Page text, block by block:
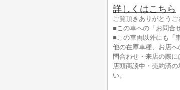
詳しくはこちら
ご覧頂きありがとうご
■この車への「お問合
■この車両以外にも「
他の在庫車種、お店へ
問合わせ・来店の際に
店頭商談中・売約済
い。